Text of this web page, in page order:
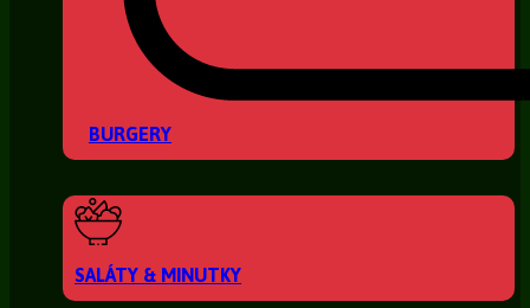
BURGERY
SALÁTY & MINUTKY